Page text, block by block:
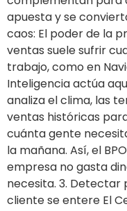
apuesta y se
caos: El poder de la
ventas suele sufrir
trabajo, como en
Inteligencia actúa
analiza el clima, las
ventas históricas
cuánta gente
la mañana. Así, el
empresa no gasta
necesita. 3. Detectar
cliente se entere El